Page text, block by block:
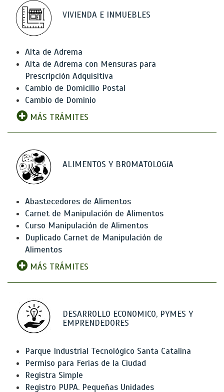
VIVIENDA E INMUEBLES
Alta de Adrema
Alta de Adrema con Mensuras para
Prescripción Adquisitiva
Cambio de Domicilio Postal
Cambio de Dominio
MÁS TRÁMITES
ALIMENTOS Y BROMATOLOGíA
Abastecedores de Alimentos
Carnet de Manipulación de Alimentos
Curso Manipulación de Alimentos
Duplicado Carnet de Manipulación de
Alimentos
MÁS TRÁMITES
DESARROLLO ECONOMICO, PYMES Y
EMPRENDEDORES
Parque Industrial Tecnológico Santa Catalina
Permiso para Ferias de la Ciudad
Registra Simple
Registro PUPA. Pequeñas Unidades